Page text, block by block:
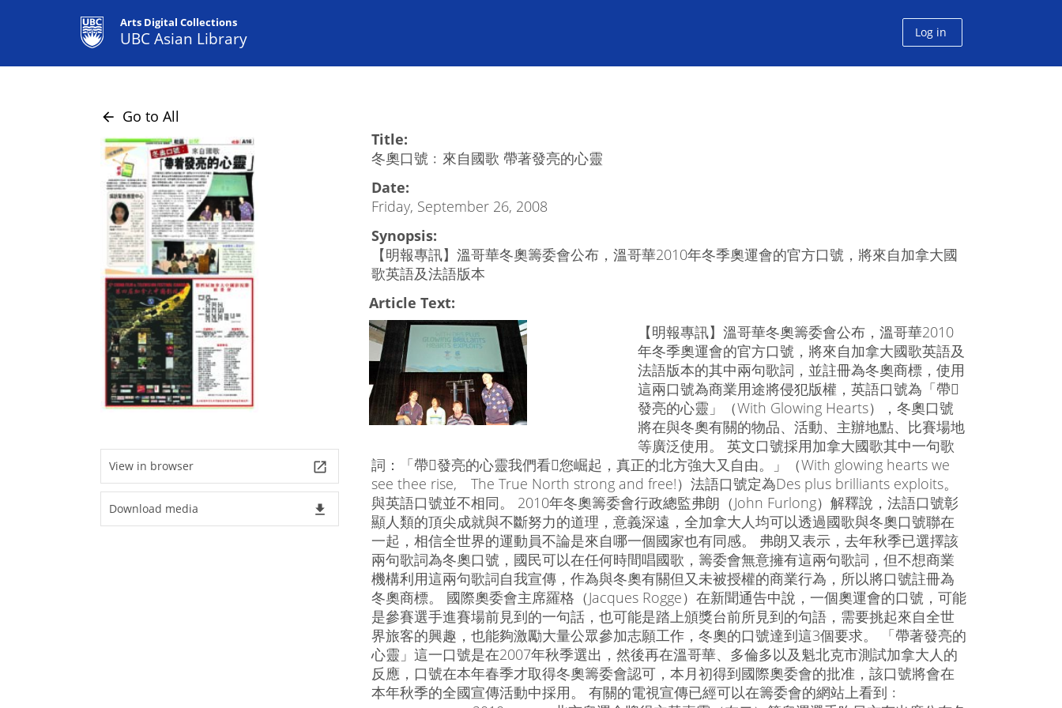
Arts Digital Collections
UBC Asian Library Log in
arrow_back Go to All
View in browser launch
Download media file_download
Title:
冬奧口號﹕來自國歌 帶著發亮的心靈
Date:
Friday, September 26, 2008
Synopsis:
【明報專訊】溫哥華冬奧籌委會公布，溫哥華2010年冬季奧運會的官方口號，將來自加拿大國
歌英語及法語版本
Article Text:
【明報專訊】溫哥華冬奧籌委會公布，溫哥華2010
年冬季奧運會的官方口號，將來自加拿大國歌英語及
法語版本的其中兩句歌詞，並註冊為冬奧商標，使用
這兩口號為商業用途將侵犯版權，英語口號為「帶
發亮的心靈」（With Glowing Hearts），冬奧口號
將在與冬奧有關的物品、活動、主辦地點、比賽場地
等廣泛使用。 英文口號採用加拿大國歌其中一句歌
詞：「帶發亮的心靈我們看您崛起，真正的北方強大又自由。」（With glowing hearts we
see thee rise, The True North strong and free!）法語口號定為Des plus brilliants exploits。
與英語口號並不相同。 2010年冬奧籌委會行政總監弗朗（John Furlong）解釋說，法語口號彰
顯人類的頂尖成就與不斷努力的道理，意義深遠，全加拿大人均可以透過國歌與冬奧口號聯在
一起，相信全世界的運動員不論是來自哪一個國家也有同感。 弗朗又表示，去年秋季已選擇該
兩句歌詞為冬奧口號，國民可以在任何時間唱國歌，籌委會無意擁有這兩句歌詞，但不想商業
機構利用這兩句歌詞自我宣傳，作為與冬奧有關但又未被授權的商業行為，所以將口號註冊為
冬奧商標。 國際奧委會主席羅格（Jacques Rogge）在新聞通告中說，一個奧運會的口號，可能
是參賽選手進賽場前見到的一句話，也可能是踏上頒獎台前所見到的句語，需要挑起來自全世
界旅客的興趣，也能夠激勵大量公眾參加志願工作，冬奧的口號達到這3個要求。 「帶著發亮的
心靈」這一口號是在2007年秋季選出，然後再在溫哥華、多倫多以及魁北克市測試加拿大人的
反應，口號在本年春季才取得冬奧籌委會認可，本月初得到國際奧委會的批准，該口號將會在
本年秋季的全國宣傳活動中採用。 有關的電視宣傳已經可以在籌委會的網站上看到﹕